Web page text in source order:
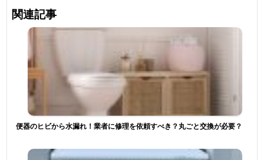
関連記事
便器のヒビから水漏れ！業者に修理を依頼すべき？丸ごと交換が必要？